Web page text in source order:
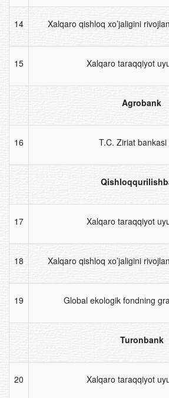
14 Xalqaro qishloq xo’jaligini
15 Xalqaro taraqqiyot
Agrobank
16 T.C. Ziriat bankasi
17 Xalqaro taraqqiyot
18 Xalqaro qishloq xo’jaligini
19 Global ekologik fondning
Turonbank
20 Xalqaro taraqqiyot